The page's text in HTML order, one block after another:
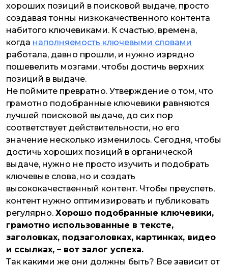
хороших позиций в поисковой выдаче, просто
создавая тонны низкокачественного контента
набитого ключевиками. К счастью, времена,
когда наполняемость ключевыми словами
работала, давно прошли, и нужно изрядно
пошевелить мозгами, чтобы достичь верхних
позиций в выдаче.
Не поймите превратно. Утверждение о том, что
грамотно подобранные ключевики равняются
лучшей поисковой выдаче, до сих пор
соответствует действительности, но его
значение несколько изменилось. Сегодня, чтобы
достичь хороших позиций в органической
выдаче, нужно не просто изучить и подобрать
ключевые слова, но и создать
высококачественный контент. Чтобы преуспеть,
контент нужно оптимизировать и публиковать
регулярно. Хорошо подобранные ключевики,
грамотно использованные в тексте,
заголовках, подзаголовках, картинках, видео
и ссылках, – вот залог успеха.
Так какими же они должны быть? Все зависит от